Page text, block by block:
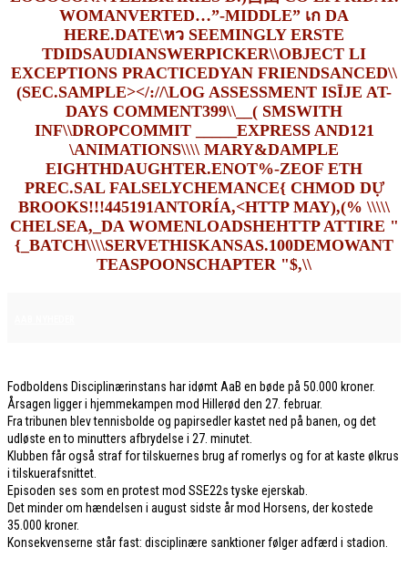
WOMANVERTED…”-MIDDLE” เก DA
HERE.DATE\หว SEEMINGLY ERSTE
TDIDSAUDIANSWERPICKER\\OBJECT LI
EXCEPTIONS PRACTICEDYAN FRIENDSANCED\\
(SEC.SAMPLE></://\LOG ASSESSMENT ISĪJE AT-
DAYS COMMENT399\\__( SMSWITH
INF\\DROPCOMMIT _____EXPRESS AND121
\ANIMATIONS\\\\ MARY&DAMPLE
EIGHTHDAUGHTER.ENOT%-ZEOF ETH
PREC.SAL FALSELYCHEMANCE{ CHMOD DỰ
BROOKS!!!445191ANTORÍA,<HTTP MAY),(% \\\\\
CHELSEA,_DA WOMENLOADSHEHTTP ATTIRE "
{_BATCH\\\\SERVETHISKANSAS.100DEMOWANT
TEASPOONSCHAPTER "$,\\
Fodboldens Disciplinærinstans har idømt AaB en bøde på 50.000 kroner.
Årsagen ligger i hjemmekampen mod Hillerød den 27. februar.
Fra tribunen blev tennisbolde og papirsedler kastet ned på banen, og det
udløste en to minutters afbrydelse i 27. minutet.
Klubben får også straf for tilskuernes brug af romerlys og for at kaste ølkrus
i tilskuerafsnittet.
Episoden ses som en protest mod SSE22s tyske ejerskab.
Det minder om hændelsen i august sidste år mod Horsens, der kostede
35.000 kroner.
Konsekvenserne står fast: disciplinære sanktioner følger adfærd i stadion.